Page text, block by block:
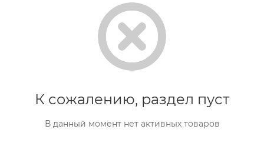
К сожалению, раздел пуст
В данный момент нет активных товаров